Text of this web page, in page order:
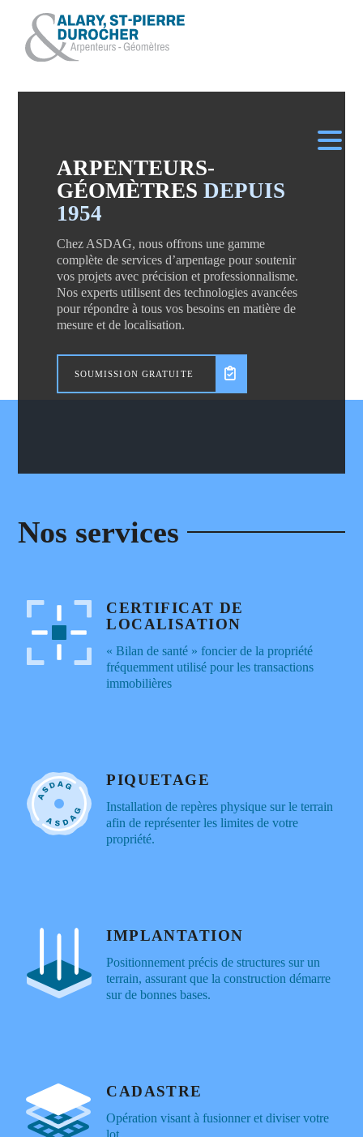
ARPENTEURS-
GÉOMÈTRESDEPUIS
1954
Chez ASDAG, nous offrons une gamme
complète de services d’arpentage pour soutenir
vos projets avec précision et professionnalisme.
Nos experts utilisent des technologies avancées
pour répondre à tous vos besoins en matière de
mesure et de localisation.
SOUMISSION GRATUITE
Nos services
CERTIFICAT DE
LOCALISATION
« Bilan de santé » foncier de la propriété
fréquemment utilisé pour les transactions
immobilières
PIQUETAGE
Installation de repères physique sur le terrain
afin de représenter les limites de votre
propriété.
IMPLANTATION
Positionnement précis de structures sur un
terrain, assurant que la construction démarre
sur de bonnes bases.
CADASTRE
Opération visant à fusionner et diviser votre
lot.